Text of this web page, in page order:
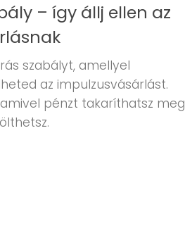
– így állj ellen az
szabályt, amellyel
az impulzusvásárlást.
pénzt takaríthatsz meg